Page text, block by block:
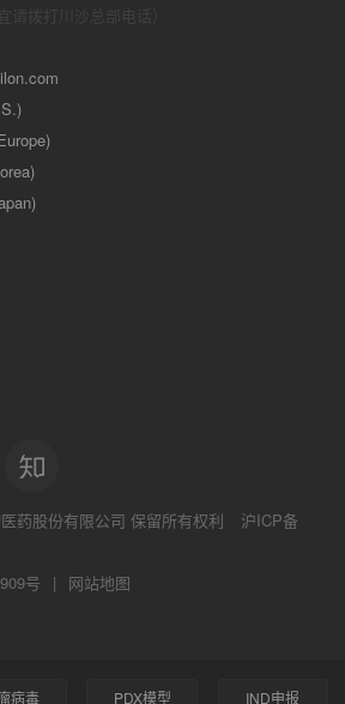
药股份有限公司 保留所有权利
沪ICP备
号
|
网站地图
病毒 PDX模型 IND申报